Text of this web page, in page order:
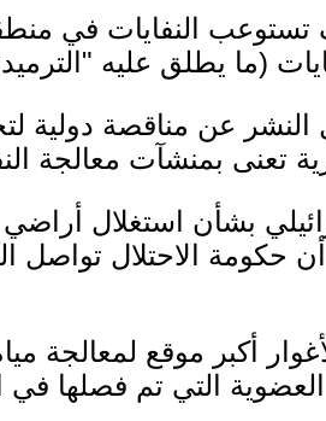
النفايات في
(ما يطلق عليه
عن مناقصة دولية
تعنى بمنشآت معالجة
بشأن استغلال أراضي
أن حكومة الاحتلال
أكبر موقع لمعالجة
العضوية التي تم فصلها